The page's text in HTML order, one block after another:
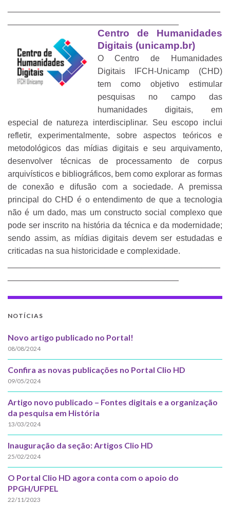
Centro de Humanidades
Digitais (unicamp.br)
O Centro de Humanidades
Digitais IFCH-Unicamp (CHD)
tem como objetivo estimular
pesquisas no campo das
humanidades digitais, em
especial de natureza interdisciplinar. Seu escopo inclui
refletir, experimentalmente, sobre aspectos teóricos e
metodológicos das mídias digitais e seu arquivamento,
desenvolver técnicas de processamento de corpus
arquivísticos e bibliográficos, bem como explorar as formas
de conexão e difusão com a sociedade. A premissa
principal do CHD é o entendimento de que a tecnologia
não é um dado, mas um constructo social complexo que
pode ser inscrito na história da técnica e da modernidade;
sendo assim, as mídias digitais devem ser estudadas e
criticadas na sua historicidade e complexidade.
NOTÍCIAS
Novo artigo publicado no Portal!
08/08/2024
Confira as novas publicações no Portal Clio HD
09/05/2024
Artigo novo publicado – Fontes digitais e a organização
da pesquisa em História
13/03/2024
Inauguração da seção: Artigos Clio HD
25/02/2024
O Portal Clio HD agora conta com o apoio do
PPGH/UFPEL
22/11/2023